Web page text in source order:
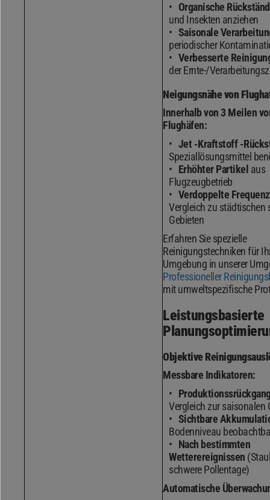
Organische
und Insekten anziehen
Saisonale
periodischer
Verbesserte
der Ernte-/
Neigungsnähe von
Innerhalb von 3 Meilen
Flughäfen:
Jet -Kraftstoff -
Speziallösungsmittel
Erhöhter Partikel aus
Flugzeugbetrieb
Verdoppelte Frequenz
Vergleich zu städtischen
Gebieten
Erfahren Sie spezielle
Reinigungstechniken für
Umgebung in unserer
Professioneller
mit umweltspezifische
Leistungsbasierte
Objektive
Messbare Indikatoren:
Vergleich zur saisonalen
Sichtbare
Bodenniveau
Nach bestimmten
Wetterereignissen
schwere Pollentage)
Automatische